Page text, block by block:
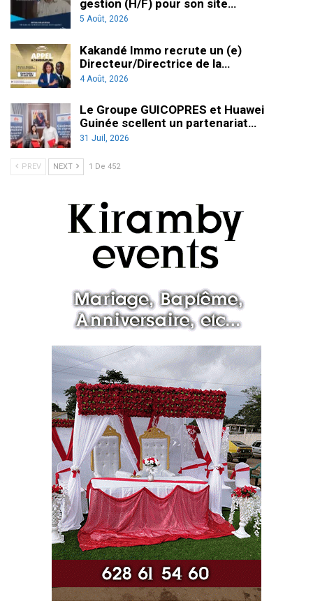
gestion (H/F) pour son site…
5 Août, 2026
Kakandé Immo recrute un (e)
Directeur/Directrice de la…
4 Août, 2026
Le Groupe GUICOPRES et Huawei
Guinée scellent un partenariat…
31 Juil, 2026
PREV NEXT 1 De 452